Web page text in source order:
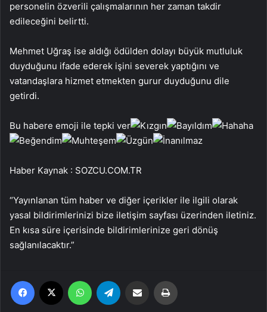
personelin özverili çalışmalarının her zaman takdir
edileceğini belirtti.
Mehmet Uğraş ise aldığı ödülden dolayı büyük mutluluk
duyduğunu ifade ederek işini severek yaptığını ve
vatandaşlara hizmet etmekten gurur duyduğunu dile
getirdi.
Bu habere emoji ile tepki ver
Haber Kaynak : SOZCU.COM.TR
“Yayınlanan tüm haber ve diğer içerikler ile ilgili olarak
yasal bildirimlerinizi bize iletişim sayfası üzerinden iletiniz.
En kısa süre içerisinde bildirimlerinize geri dönüş
sağlanılacaktır.”
Facebook WhatsApp Email'den paylaş